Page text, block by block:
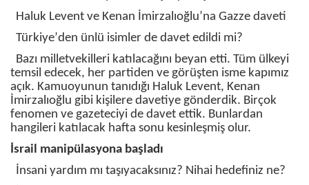
Haluk Levent ve Kenan İmirzalıoğlu’na Gazze daveti
Türkiye’den ünlü isimler de davet edildi mi?
Bazı milletvekilleri katılacağını beyan etti. Tüm ülkeyi
temsil edecek, her partiden ve görüşten isme kapımız
açık. Kamuoyunun tanıdığı Haluk Levent, Kenan
İmirzalıoğlu gibi kişilere davetiye gönderdik. Birçok
fenomen ve gazeteciyi de davet ettik. Bunlardan
hangileri katılacak hafta sonu kesinleşmiş olur.
İsrail manipülasyona başladı
İnsani yardım mı taşıyacaksınız? Nihai hedefiniz ne?